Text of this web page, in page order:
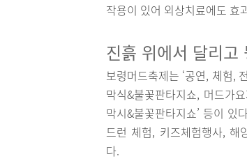
작용이 있어 외상치료에도 효
진흙 위에서 달리고
보령머드축제는 ‘공연, 체험,
막식&불꽃판타지쇼, 머드가
막시&불꽃판타지쇼’ 등이 있
드런 체험, 키즈체험행사, 해
다.